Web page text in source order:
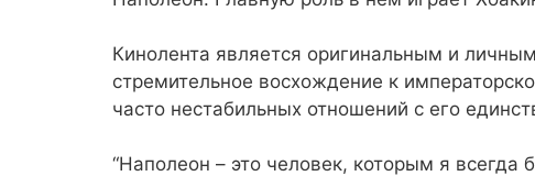
Кинолента является оригинальным и
стремительное восхождение к
часто нестабильных отношений с его
“Наполеон – это человек, которым я всегда